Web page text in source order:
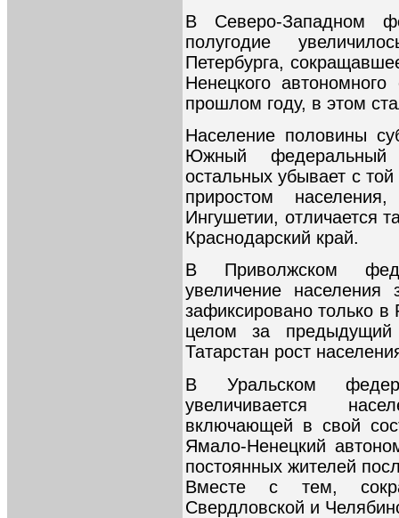
В Северо-Западном
полугодие
Петербурга,
Ненецкого
прошлом году, в этом
Население половины
Южный федеральный
остальных убывает с
приростом
Ингушетии, отличается
Краснодарский край.
В Приволжском
увеличение
зафиксировано только в
целом за предыдущий
Татарстан рост
В Уральском
увеличивается
включающей в свой
Ямало-Ненецкий
постоянных жителей
Вместе с тем,
Свердловской и